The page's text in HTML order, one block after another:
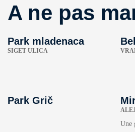
A ne pas
Park mladenaca
SIGET ULICA
Park Grič
Une